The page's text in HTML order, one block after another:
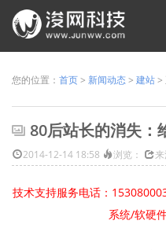
您的位置： 首页> 新闻动态> 建站>
80后站长的消失：
2014-12-14 18:58 浏览：
技术支持服务电话：
系统/软硬